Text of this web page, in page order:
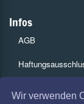
Wir verwenden
Infos
AGB